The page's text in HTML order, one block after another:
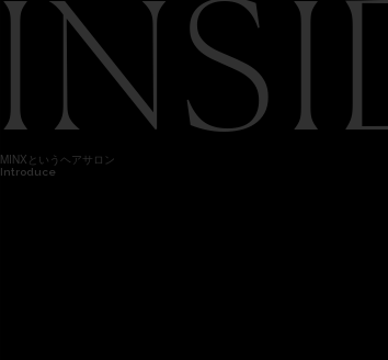
MINXというヘアサロン
Introduce